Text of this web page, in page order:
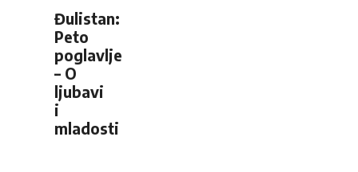
Đulistan:
Peto
poglavlje
– O
ljubavi
i
mladosti